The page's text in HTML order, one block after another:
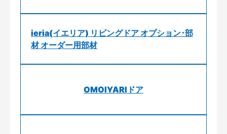
ieria(イエリア) リビングドア オプション･部
材 オーダー用部材
OMOIYARIドア